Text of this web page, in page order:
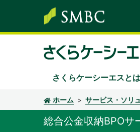
ホーム サービス・ソリ
総合公金収納BPOサ
さくらケーシーエスとは
サービス・ソリ
株主・投資家
サステナビリ
企業情報
採用情報